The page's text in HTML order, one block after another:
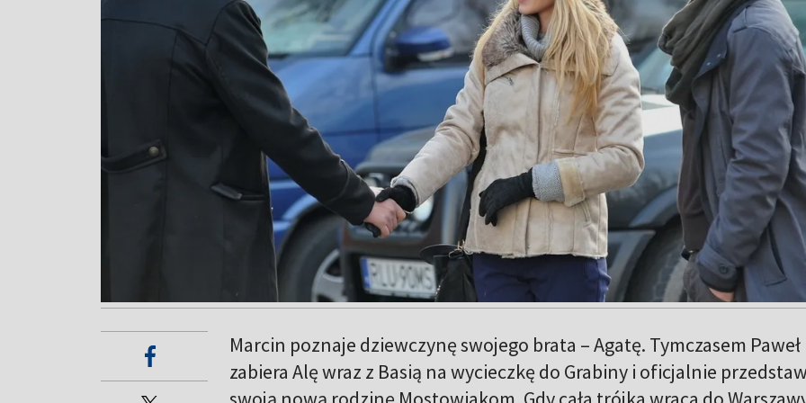
Marcin poznaje dziewczynę swojego brata – Agatę. Tymczasem Paweł
zabiera Alę wraz z Basią na wycieczkę do Grabiny i oficjalnie